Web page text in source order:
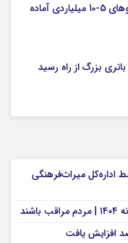
بازار خودرو برای خودروهای 5-10 میلیاردی آماده
اداره‌کل میراث‌فرهنگی